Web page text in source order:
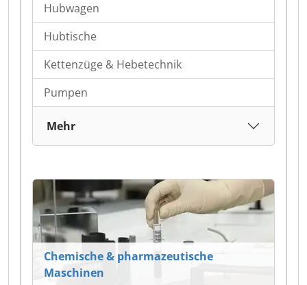
Hubwagen
Hubtische
Kettenzüge & Hebetechnik
Pumpen
Mehr
Chemische & pharmazeutische
Maschinen